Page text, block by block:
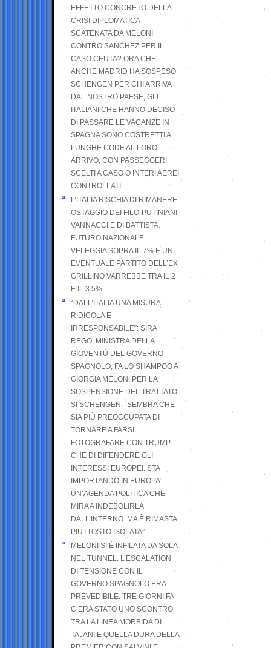
EFFETTO CONCRETO DELLA
CRISI DIPLOMATICA
SCATENATA DA MELONI
CONTRO SANCHEZ PER IL
CASO CEUTA? ORA CHE
ANCHE MADRID HA SOSPESO
SCHENGEN PER CHI ARRIVA
DAL NOSTRO PAESE, GLI
ITALIANI CHE HANNO DECISO
DI PASSARE LE VACANZE IN
SPAGNA SONO COSTRETTI A
LUNGHE CODE AL LORO
ARRIVO, CON PASSEGGERI
SCELTI A CASO O INTERI AEREI
CONTROLLATI
L’ITALIA RISCHIA DI RIMANERE
OSTAGGIO DEI FILO-PUTINIANI
VANNACCI E DI BATTISTA.
FUTURO NAZIONALE
VELEGGIA SOPRA IL 7% E UN
EVENTUALE PARTITO DELL’EX
GRILLINO VARREBBE TRA IL 2
E IL 3.5%
“DALL’ITALIA UNA MISURA
RIDICOLA E
IRRESPONSABILE”: SIRA
REGO, MINISTRA DELLA
GIOVENTÙ DEL GOVERNO
SPAGNOLO, FA LO SHAMPOO A
GIORGIA MELONI PER LA
SOSPENSIONE DEL TRATTATO
SI SCHENGEN: “SEMBRA CHE
SIA PIÙ PREOCCUPATA DI
TORNARE A FARSI
FOTOGRAFARE CON TRUMP
CHE DI DIFENDERE GLI
INTERESSI EUROPEI. STA
IMPORTANDO IN EUROPA
UN’AGENDA POLITICA CHE
MIRA A INDEBOLIRLA
DALL’INTERNO. MA È RIMASTA
PIUTTOSTO ISOLATA”
MELONI SI È INFILATA DA SOLA
NEL TUNNEL. L’ESCALATION
DI TENSIONE CON IL
GOVERNO SPAGNOLO ERA
PREVEDIBILE: TRE GIORNI FA
C’ERA STATO UNO SCONTRO
TRA LA LINEA MORBIDA DI
TAJANI E QUELLA DURA DELLA